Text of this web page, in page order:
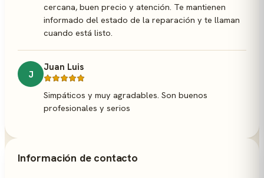
cercana, buen precio y atención. Te mantienen
informado del estado de la reparación y te llaman
cuando está listo.
J
Juan Luis
Simpáticos y muy agradables. Son buenos
profesionales y serios
Información de contacto